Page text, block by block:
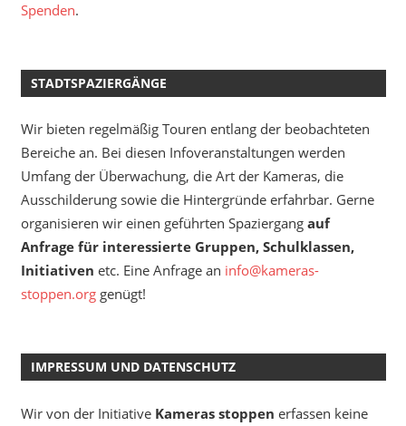
Spenden.
STADTSPAZIERGÄNGE
Wir bieten regelmäßig Touren entlang der beobachteten
Bereiche an. Bei diesen Infoveranstaltungen werden
Umfang der Überwachung, die Art der Kameras, die
Ausschilderung sowie die Hintergründe erfahrbar. Gerne
organisieren wir einen geführten Spaziergang auf
Anfrage für interessierte Gruppen, Schulklassen,
Initiativen etc. Eine Anfrage an info@kameras-
stoppen.orggenügt!
IMPRESSUM UND DATENSCHUTZ
Wir von der Initiative Kameras stoppen erfassen keine